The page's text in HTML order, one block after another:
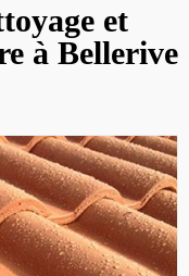
et
à Bellerive